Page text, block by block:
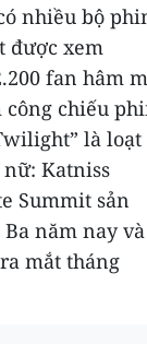
nhiều bộ
được xem
fan hâm
chiếu
là loạt
Katniss
Summit sản
năm nay
mắt tháng